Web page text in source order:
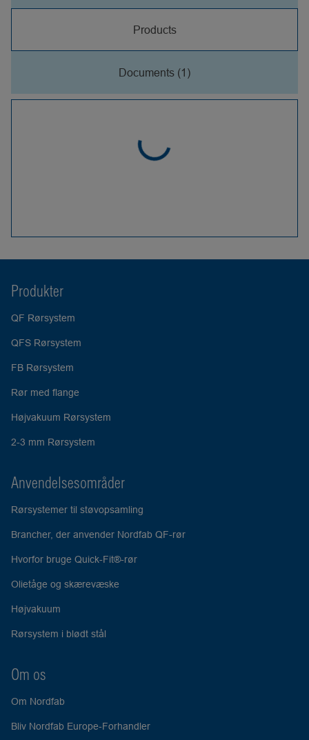
Products
Documents (1)
Produkter
QF Rørsystem
QFS Rørsystem
FB Rørsystem
Rør med flange
Højvakuum Rørsystem
2-3 mm Rørsystem
Anvendelsesområder
Rørsystemer til støvopsamling
Brancher, der anvender Nordfab QF-rør
Hvorfor bruge Quick-Fit®-rør
Olietåge og skærevæske
Højvakuum
Rørsystem i blødt stål
Om os
Om Nordfab
Bliv Nordfab Europe-Forhandler